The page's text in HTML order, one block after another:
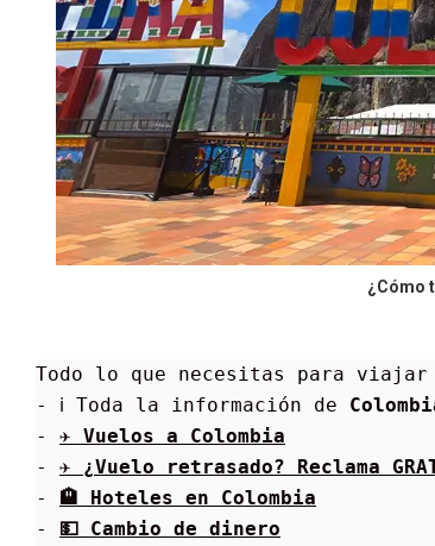
¿Cómo
Todo lo que necesitas para viajar
- ℹ Toda la información de
- ✈ Vuelos a Colombia
- ✈️ ¿Vuelo retrasado? Reclama
- 🏨 Hoteles en Colombia
- 💵 Cambio de dinero